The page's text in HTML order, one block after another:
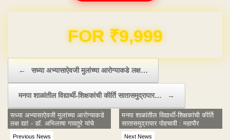
Domain & Hosting FREE for 1 Year
← सध्या अभ्यासाऐवजी मुलांच्या आरोग्याकडे लक्ष…
मनपा शाळांतील विद्यार्थी-शिक्षकांची कीर्ति सातासमुद्रापार… →
Previous News
सध्या अभ्यासाऐवजी मुलांच्या आरोग्याकडे
लक्ष द्या! - डॉ. अभिलाषा गावतुरे यांचे
पालकांना आवाहन
Next News
मनपा शाळांतील विद्यार्थी-शिक्षकांची कीर्ति
सातासमुद्रापार पोहचावी : महापौर